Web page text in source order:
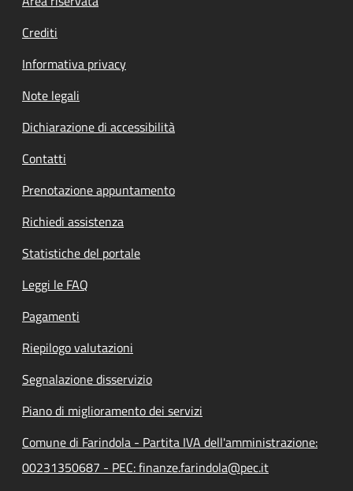
Crediti
Informativa privacy
Note legali
Dichiarazione di accessibilità
Contatti
Prenotazione appuntamento
Richiedi assistenza
Statistiche del portale
Leggi le FAQ
Pagamenti
Riepilogo valutazioni
Segnalazione disservizio
Piano di miglioramento dei servizi
Comune di Farindola - Partita IVA dell'amministrazione:
00231350687 - PEC: finanze.farindola@pec.it